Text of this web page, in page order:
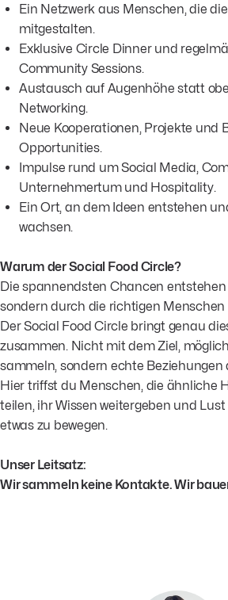
Ein Netzwerk aus Menschen, die
mitgestalten.
Exklusive Circle Dinner und
Community Sessions.
Austausch auf Augenhöhe statt
Networking.
Neue Kooperationen, Projekte und
Opportunities.
Impulse rund um Social Media,
Unternehmertum und Hospitality.
Ein Ort, an dem Ideen entstehen
wachsen.
Warum der Social Food Circle?
Die spannendsten Chancen
sondern durch die richtigen Menschen
Der Social Food Circle bringt genau
zusammen. Nicht mit dem Ziel,
sammeln, sondern echte Beziehungen
Hier triffst du Menschen, die ähnliche
teilen, ihr Wissen weitergeben und
etwas zu bewegen.
Unser Leitsatz:
Wir sammeln keine Kontakte. Wir